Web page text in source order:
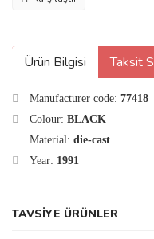
Ürün Bilgisi Taksit
Manufacturer code: 77418
Colour: BLACK
Material: die-cast
Year: 1991
TAVSİYE ÜRÜNLER